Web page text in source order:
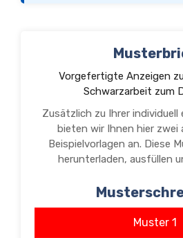
Vorgefertigte Anzeigen
Schwarzarbeit zum
Zusätzlich zu Ihrer
bieten wir Ihnen hier zwei
Beispielvorlagen an. Diese
herunterladen, ausfüllen
Muster 1